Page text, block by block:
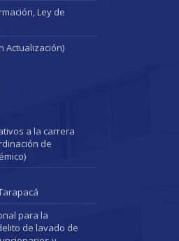
Ley de
Actualización)
a la carrera
de
para la
de lavado de